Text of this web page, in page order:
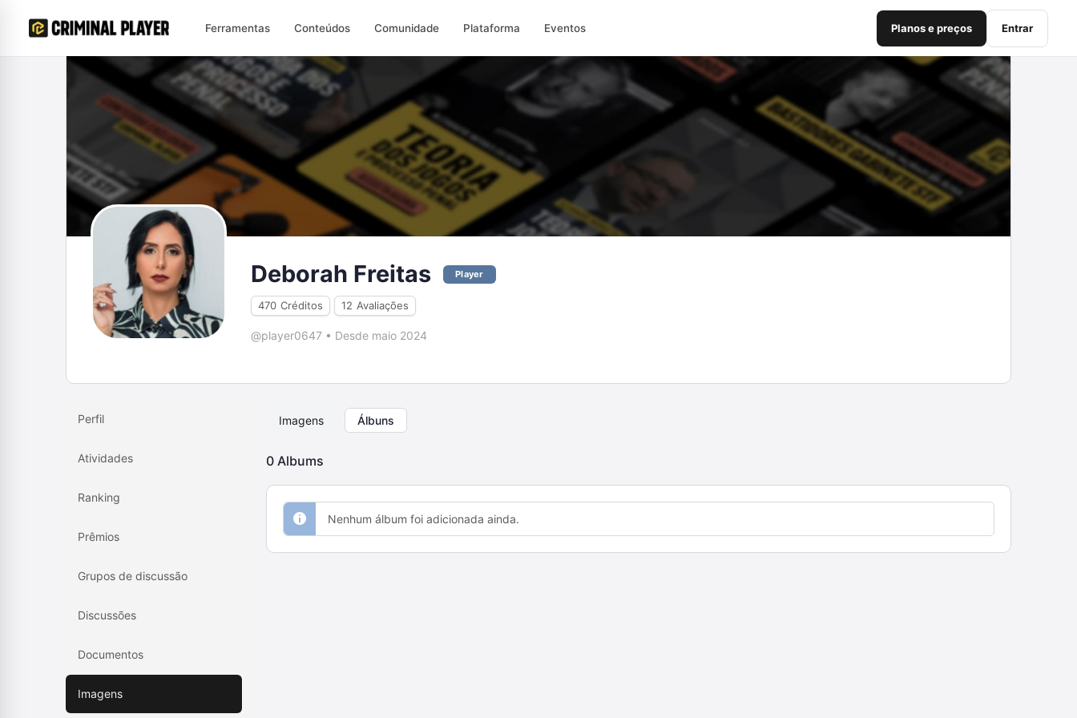
Ferramentas Conteúdos Comunidade Plataforma Eventos Planos e preços Entrar
Deborah Freitas Player
470 Créditos 12 Avaliações
@player0647 • Desde maio 2024
Perfil
Atividades
Ranking
Prêmios
Grupos de discussão
Discussões
Documentos
Imagens
Imagens Álbuns
0 Albums
Nenhum álbum foi adicionada ainda.